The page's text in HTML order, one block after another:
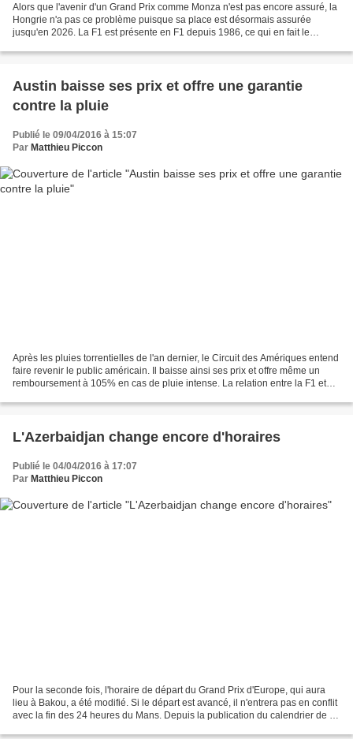
Alors que l'avenir d'un Grand Prix comme Monza n'est pas encore assuré, la
Hongrie n'a pas ce problème puisque sa place est désormais assurée
jusqu'en 2026. La F1 est présente en F1 depuis 1986, ce qui en fait le
Austin baisse ses prix et offre une garantie
contre la pluie
Publié le 09/04/2016 à 15:07
Par Matthieu Piccon
Après les pluies torrentielles de l'an dernier, le Circuit des Amériques entend
faire revenir le public américain. Il baisse ainsi ses prix et offre même un
remboursement à 105% en cas de pluie intense. La relation entre la F1 et
L'Azerbaidjan change encore d'horaires
Publié le 04/04/2016 à 17:07
Par Matthieu Piccon
Pour la seconde fois, l'horaire de départ du Grand Prix d'Europe, qui aura
lieu à Bakou, a été modifié. Si le départ est avancé, il n'entrera pas en conflit
avec la fin des 24 heures du Mans. Depuis la publication du calendrier de la